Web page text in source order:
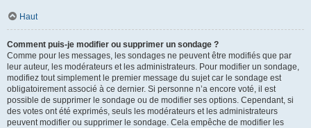
Haut
Comment puis-je modifier ou supprimer un sondage ?
Comme pour les messages, les sondages ne peuvent être modifiés que par
leur auteur, les modérateurs et les administrateurs. Pour modifier un sondage,
modifiez tout simplement le premier message du sujet car le sondage est
obligatoirement associé à ce dernier. Si personne n’a encore voté, il est
possible de supprimer le sondage ou de modifier ses options. Cependant, si
des votes ont été exprimés, seuls les modérateurs et les administrateurs
peuvent modifier ou supprimer le sondage. Cela empêche de modifier les